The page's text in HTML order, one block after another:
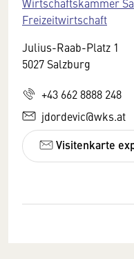
Freizeitwirtschaft
Julius-Raab-Platz 1
5027 Salzburg
+43 662 8888 248
jdordevic@wks.at
Visitenkarte